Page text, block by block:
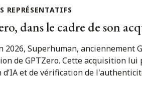
REPRÉSENTATIFS
dans le cadre de son
2026, Superhuman, anciennement
de GPTZero. Cette acquisition
d’IA et de vérification de